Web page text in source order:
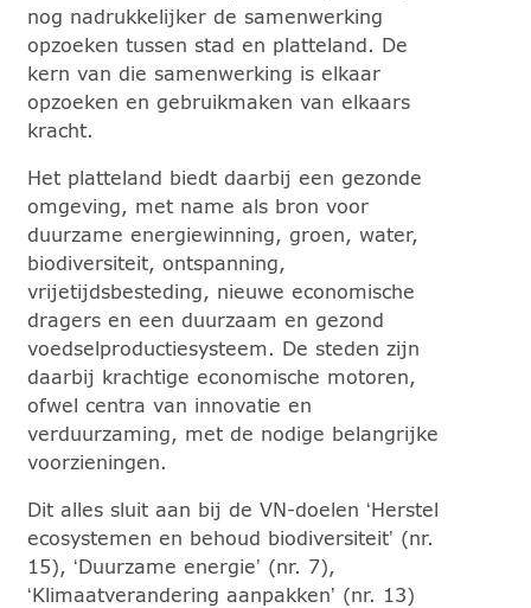
nog nadrukkelijker de samenwerking
opzoeken tussen stad en platteland. De
kern van die samenwerking is elkaar
opzoeken en gebruikmaken van elkaars
kracht.
Het platteland biedt daarbij een gezonde
omgeving, met name als bron voor
duurzame energiewinning, groen, water,
biodiversiteit, ontspanning,
vrijetijdsbesteding, nieuwe economische
dragers en een duurzaam en gezond
voedselproductiesysteem. De steden zijn
daarbij krachtige economische motoren,
ofwel centra van innovatie en
verduurzaming, met de nodige belangrijke
voorzieningen.
Dit alles sluit aan bij de VN-doelen ‘Herstel
ecosystemen en behoud biodiversiteit’ (nr.
15), ‘Duurzame energie’ (nr. 7),
‘Klimaatverandering aanpakken’ (nr. 13)